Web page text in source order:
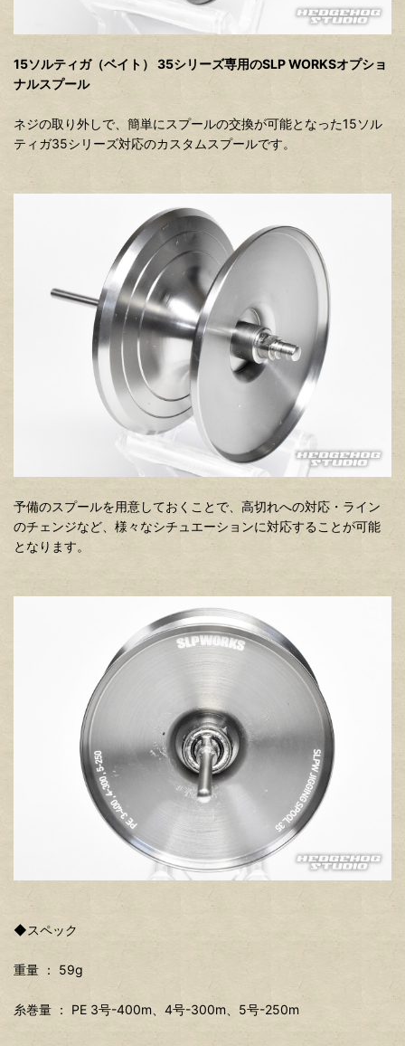
15ソルティガ（ベイト） 35シリーズ専用のSLP WORKSオプショ
ナルスプール
ネジの取り外しで、簡単にスプールの交換が可能となった15ソル
ティガ35シリーズ対応のカスタムスプールです。
予備のスプールを用意しておくことで、高切れへの対応・ライン
のチェンジなど、様々なシチュエーションに対応することが可能
となります。
◆スペック
重量 ： 59g
糸巻量 ： PE 3号-400m、4号-300m、5号-250m